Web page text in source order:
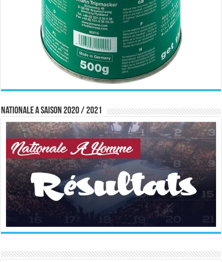
Nationale A saison 2020 / 2021